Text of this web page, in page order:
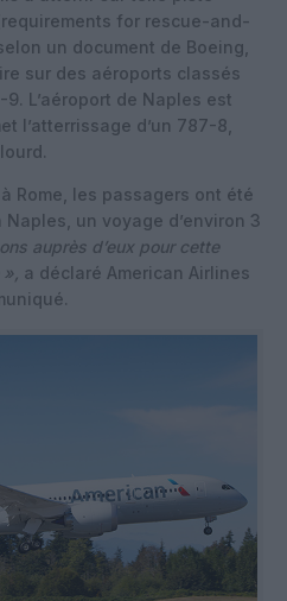
for rescue-and-
un document de Boeing,
sur des aéroports classés
9. L’aéroport de Naples est
l’atterrissage d’un 787-8,
Rome, les passagers ont été
un voyage d’environ 3
auprès d’eux pour cette
a déclaré American Airlines